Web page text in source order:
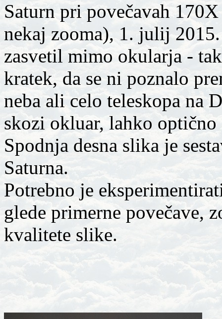
Saturn pri povečavah
nekaj zooma), 1. julij
zasvetil mimo okularja -
kratek, da se ni poznalo
neba ali celo teleskopa na
skozi okluar, lahko
Spodnja desna slika je
Saturna.
Potrebno je
glede primerne povečave,
kvalitete slike.